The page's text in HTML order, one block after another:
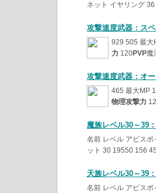
ネット イヤリング
攻撃速度武器：ス
929 505 最大
力 120PVP魔
攻撃速度武器：オ
465 最大MP
物理攻撃力
魔族レベル30～39
名前 レベル アビス
ット 30 19550 156
天族レベル30～39
名前 レベル アビス